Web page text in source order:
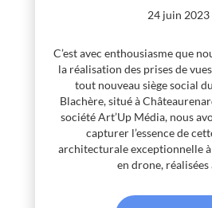
24 juin 2023
C’est avec enthousiasme que
la réalisation des prises de
tout nouveau siège social
Blachère, situé à
société Art’Up Média, nous
capturer l’essence de
architecturale exceptionnelle
en drone, réalisées